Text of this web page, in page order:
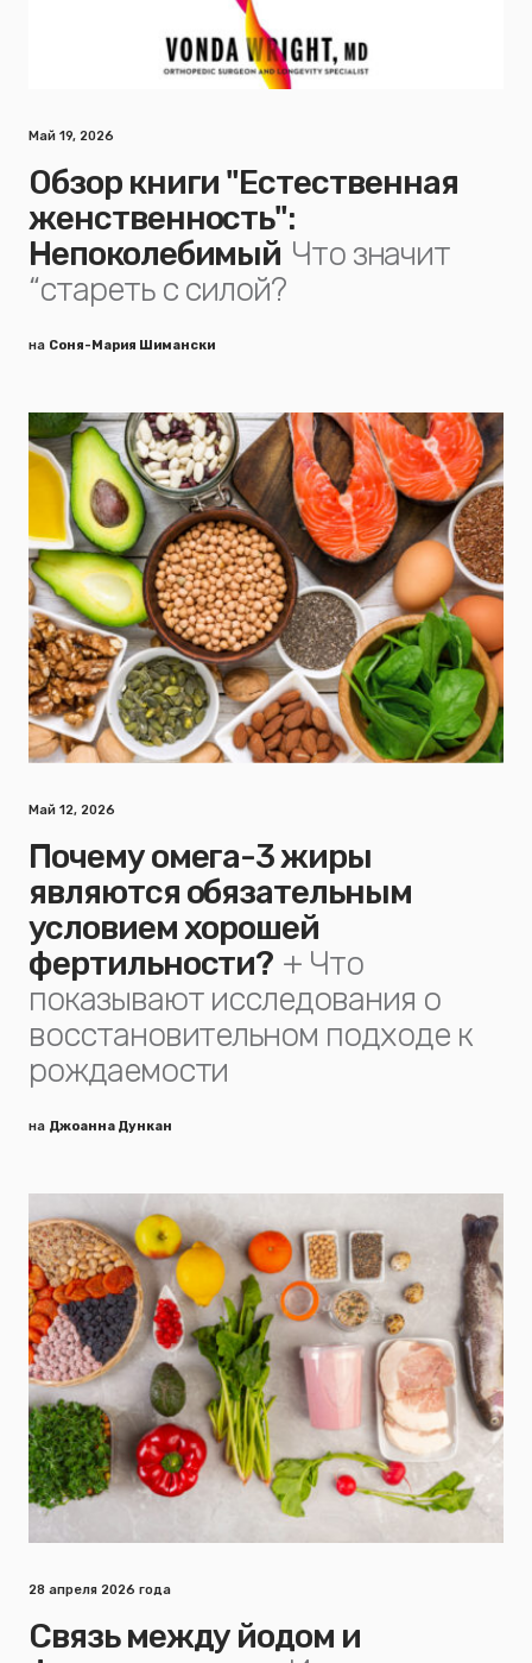
Май 19, 2026
Обзор книги "Естественная
женственность":
Непоколебимый Что значит
“стареть с силой?
на Соня-Мария Шимански
Май 12, 2026
Почему омега-3 жиры
являются обязательным
условием хорошей
фертильности? + Что
показывают исследования о
восстановительном подходе к
рождаемости
на Джоанна Дункан
28 апреля 2026 года
Связь между йодом и